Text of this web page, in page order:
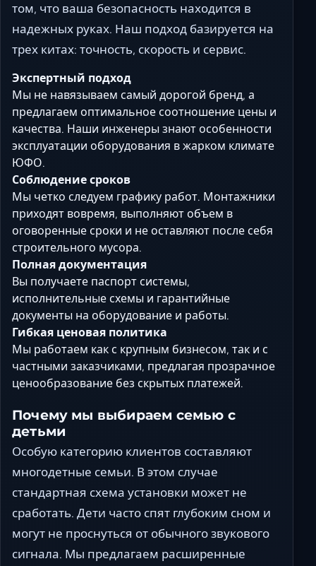
том, что ваша безопасность находится в
надежных руках. Наш подход базируется на
трех китах: точность, скорость и сервис.
Экспертный подход
Мы не навязываем самый дорогой бренд, а
предлагаем оптимальное соотношение цены и
качества. Наши инженеры знают особенности
эксплуатации оборудования в жарком климате
ЮФО.
Соблюдение сроков
Мы четко следуем графику работ. Монтажники
приходят вовремя, выполняют объем в
оговоренные сроки и не оставляют после себя
строительного мусора.
Полная документация
Вы получаете паспорт системы,
исполнительные схемы и гарантийные
документы на оборудование и работы.
Гибкая ценовая политика
Мы работаем как с крупным бизнесом, так и с
частными заказчиками, предлагая прозрачное
ценообразование без скрытых платежей.
Почему мы выбираем семью с
детьми
Особую категорию клиентов составляют
многодетные семьи. В этом случае
стандартная схема установки может не
сработать. Дети часто спят глубоким сном и
могут не проснуться от обычного звукового
сигнала. Мы предлагаем расширенные